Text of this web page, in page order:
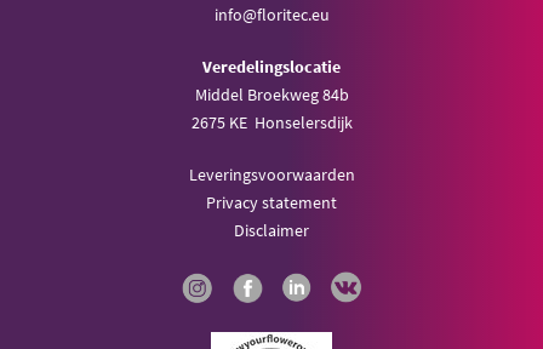
info@floritec.eu
Veredelingslocatie
Middel Broekweg 84b
2675 KE Honselersdijk
Leveringsvoorwaarden
Privacy statement
Disclaimer